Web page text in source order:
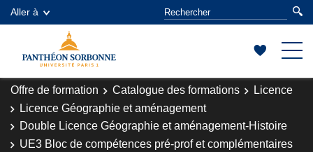
Aller à
Offre de formation Catalogue des formations
Licence
Licence Géographie et aménagement
Double Licence Géographie et aménagement-Histoire
UE3 Bloc de compétences pré-prof et complémentaires